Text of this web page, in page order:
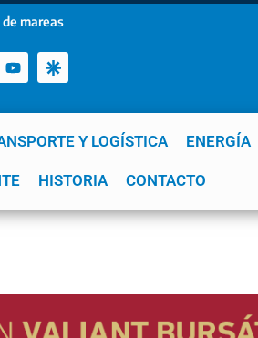
mareas
Y LOGÍSTICA ENERGÍA
HISTORIA CONTACTO
Mar del Plata Patagonia Quequén